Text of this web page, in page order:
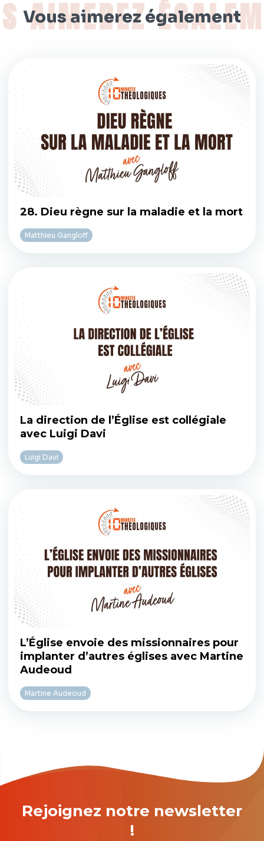
Vous aimerez également
28. Dieu règne sur la maladie et la mort
Matthieu Gangloff
La direction de l’Église est collégiale
avec Luigi Davi
Luigi Davi
L’Église envoie des missionnaires pour
implanter d’autres églises avec Martine
Audeoud
Martine Audeoud
Rejoignez notre newsletter
!